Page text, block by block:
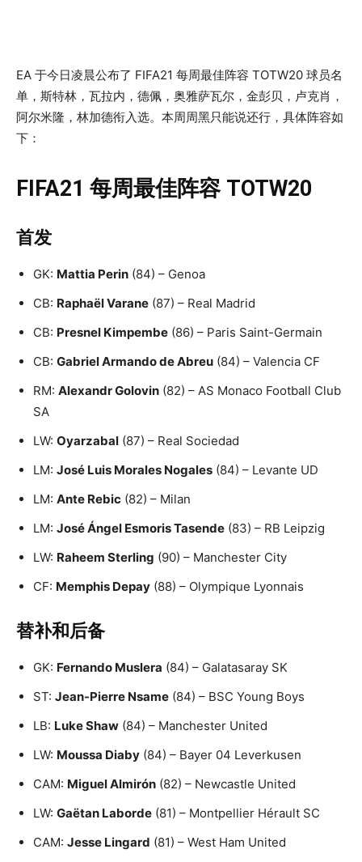
EA 于今日凌晨公布了 FIFA21 每周最佳阵容 TOTW20 球员名
单，斯特林，瓦拉内，德佩，奥雅萨瓦尔，金彭贝，卢克肖，
阿尔米隆，林加德衔入选。本周周黑只能说还行，具体阵容如
下：
FIFA21 每周最佳阵容 TOTW20
首发
GK: Mattia Perin (84) – Genoa
CB: Raphaël Varane (87) – Real Madrid
CB: Presnel Kimpembe (86) – Paris Saint-Germain
CB: Gabriel Armando de Abreu (84) – Valencia CF
RM: Alexandr Golovin (82) – AS Monaco Football Club
SA
LW: Oyarzabal (87) – Real Sociedad
LM: José Luis Morales Nogales (84) – Levante UD
LM: Ante Rebic (82) – Milan
LM: José Ángel Esmoris Tasende (83) – RB Leipzig
LW: Raheem Sterling (90) – Manchester City
CF: Memphis Depay (88) – Olympique Lyonnais
替补和后备
GK: Fernando Muslera (84) – Galatasaray SK
ST: Jean-Pierre Nsame (84) – BSC Young Boys
LB: Luke Shaw (84) – Manchester United
LW: Moussa Diaby (84) – Bayer 04 Leverkusen
CAM: Miguel Almirón (82) – Newcastle United
LW: Gaëtan Laborde (81) – Montpellier Hérault SC
CAM: Jesse Lingard (81) – West Ham United